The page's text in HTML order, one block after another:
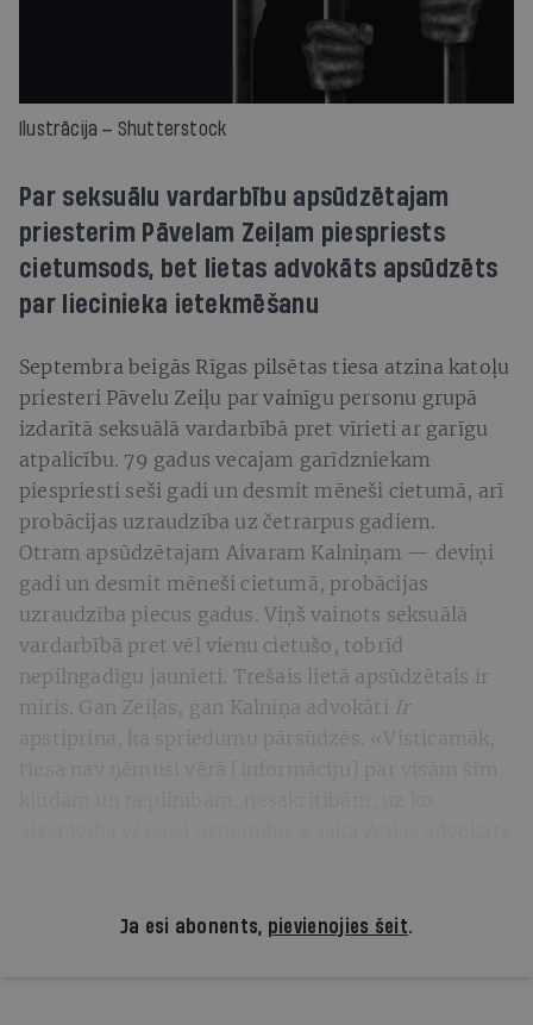
Ilustrācija — Shutterstock
Par seksuālu vardarbību apsūdzētajam
priesterim Pāvelam Zeiļam piespriests
cietumsods, bet lietas advokāts apsūdzēts
par liecinieka ietekmēšanu
Septembra beigās Rīgas pilsētas tiesa atzina katoļu
priesteri Pāvelu Zeiļu par vainīgu personu grupā
izdarītā seksuālā vardarbībā pret vīrieti ar garīgu
atpalicību. 79 gadus vecajam garīdzniekam
piespriesti seši gadi un desmit mēneši cietumā, arī
probācijas uzraudzība uz četrarpus gadiem.
Otram apsūdzētajam Aivaram Kalniņam — deviņi
gadi un desmit mēneši cietumā, probācijas
uzraudzība piecus gadus. Viņš vainots seksuālā
vardarbībā pret vēl vienu cietušo, tobrīd
nepilngadīgu jaunieti. Trešais lietā apsūdzētais ir
miris. Gan Zeiļas, gan Kalniņa advokāti Ir
apstiprina, ka spriedumu pārsūdzēs. «Visticamāk,
Ja esi abonents, pievienojies šeit.